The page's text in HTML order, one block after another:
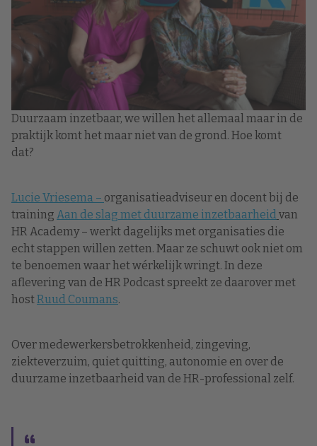
Duurzaam inzetbaar, we willen het allemaal maar in de
praktijk komt het maar niet van de grond. Hoe komt
dat?
Lucie Vriesema⁠ – organisatieadviseur en docent bij de
training Aan de slag met duurzame inzetbaarheid van
HR Academy – werkt dagelijks met organisaties die
echt stappen willen zetten. Maar ze schuwt ook niet om
te benoemen waar het wérkelijk wringt. In deze
aflevering van de HR Podcast spreekt ze daarover met
host⁠Ruud Coumans⁠.
Over medewerkersbetrokkenheid, zingeving,
ziekteverzuim, quiet quitting, autonomie en over de
duurzame inzetbaarheid van de HR-professional zelf.